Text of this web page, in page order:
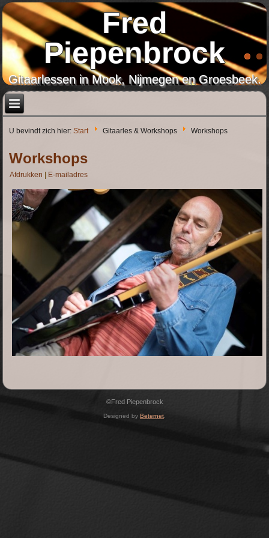
Fred
Piepenbrock
Gitaarlessen in Mook, Nijmegen en Groesbeek.
U bevindt zich hier:Start Gitaarles & Workshops Workshops
Workshops
Afdrukken E-mailadres
©Fred Piepenbrock
Designed by Beternet